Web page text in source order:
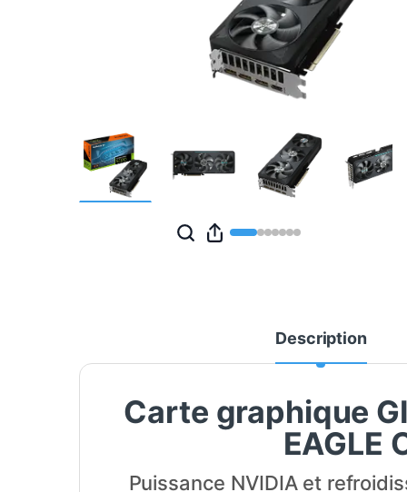
Description
Carte graphique
EAGLE
Puissance NVIDIA et